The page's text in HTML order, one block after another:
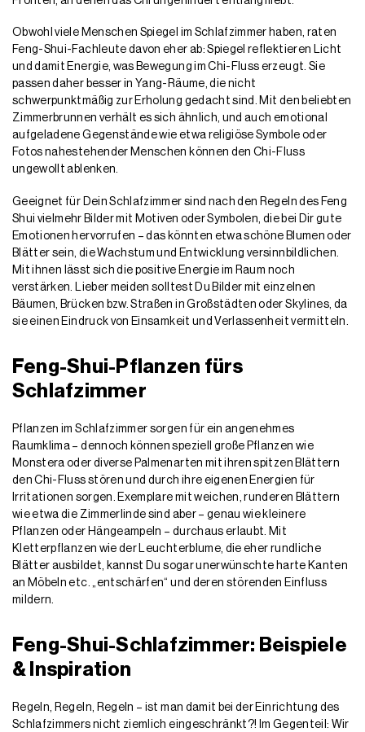
Obwohl viele Menschen Spiegel im Schlafzimmer haben, raten
Feng-Shui-Fachleute davon eher ab: Spiegel reflektieren Licht
und damit Energie, was Bewegung im Chi-Fluss erzeugt. Sie
passen daher besser in Yang-Räume, die nicht
schwerpunktmäßig zur Erholung gedacht sind. Mit den beliebten
Zimmerbrunnen verhält es sich ähnlich, und auch emotional
aufgeladene Gegenstände wie etwa religiöse Symbole oder
Fotos nahestehender Menschen können den Chi-Fluss
ungewollt ablenken.
Geeignet für Dein Schlafzimmer sind nach den Regeln des Feng
Shui vielmehr Bilder mit Motiven oder Symbolen, die bei Dir gute
Emotionen hervorrufen – das könnten etwa schöne Blumen oder
Blätter sein, die Wachstum und Entwicklung versinnbildlichen.
Mit ihnen lässt sich die positive Energie im Raum noch
verstärken. Lieber meiden solltest Du Bilder mit einzelnen
Bäumen, Brücken bzw. Straßen in Großstädten oder Skylines, da
sie einen Eindruck von Einsamkeit und Verlassenheit vermitteln.
Feng-Shui-Pflanzen fürs
Schlafzimmer
Pflanzen im Schlafzimmer sorgen für ein angenehmes
Raumklima – dennoch können speziell große Pflanzen wie
Monstera oder diverse Palmenarten mit ihren spitzen Blättern
den Chi-Fluss stören und durch ihre eigenen Energien für
Irritationen sorgen. Exemplare mit weichen, runderen Blättern
wie etwa die Zimmerlinde sind aber – genau wie kleinere
Pflanzen oder Hängeampeln – durchaus erlaubt. Mit
Kletterpflanzen wie der Leuchterblume, die eher rundliche
Blätter ausbildet, kannst Du sogar unerwünschte harte Kanten
an Möbeln etc. „entschärfen“ und deren störenden Einfluss
mildern.
Feng-Shui-Schlafzimmer: Beispiele
& Inspiration
Regeln, Regeln, Regeln – ist man damit bei der Einrichtung des
Schlafzimmers nicht ziemlich eingeschränkt?! Im Gegenteil: Wir